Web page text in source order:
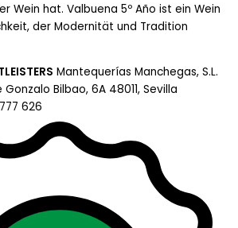
Wein hat. Valbuena 5º Año ist ein Wein
der Modernität und Tradition
Mantequerías Manchegas, S.L.
Bilbao, 6A 48011, Sevilla
626